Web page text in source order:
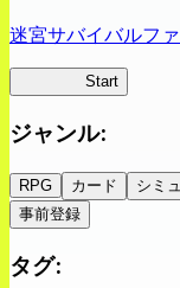
迷宮サバイバルフ
Start
ジャンル:
RPG カード シミ
事前登録
タグ: